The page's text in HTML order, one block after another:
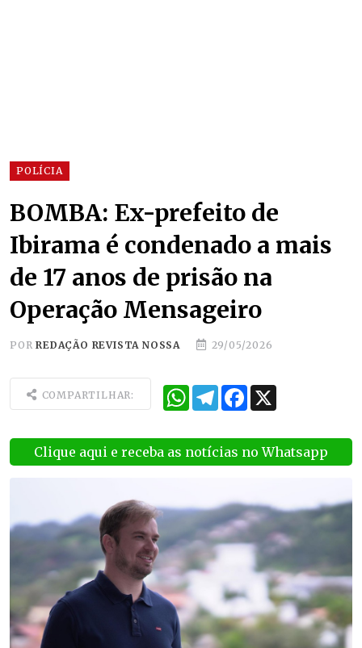
POLÍCIA
BOMBA: Ex-prefeito de
Ibirama é condenado a mais
de 17 anos de prisão na
Operação Mensageiro
PORREDAÇÃO REVISTA NOSSA 29/05/2026
COMPARTILHAR: WhatsApp
TelegramFacebook
Clique aqui e receba as notícias no Whatsapp